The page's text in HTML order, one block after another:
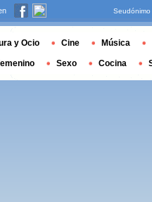
Seudónimo
y Ocio Cine Música
Sexo Cocina